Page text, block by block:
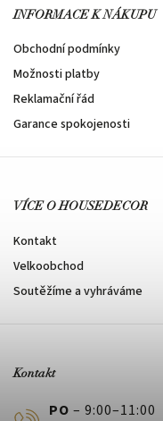
INFORMACE K NÁKUPU
Obchodní podmínky
Možnosti platby
Reklamační řád
Garance spokojenosti
VÍCE O HOUSEDECOR
Kontakt
Velkoobchod
Soutěžíme a vyhráváme
Kontakt
PO – 9:00–11:00